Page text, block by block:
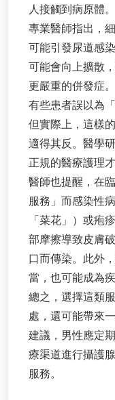
人接觸到病原體。
專業醫師指出，
可能引發尿道感
可能會向上擴散
更嚴重的併發症。
有些患者誤以為
但實際上，這樣
適得其反。醫學
正規的醫療護理
醫師也提醒，在
服務」而感染性
「菜花」）或疱
部摩擦導致皮膚
口而傳染。此外
當，也可能成為
總之，選擇這類
處，還可能帶來
建議，男性應定
療渠道進行攝護
服務。